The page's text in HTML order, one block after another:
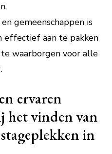
gemeenschappen is
effectief aan te pakken
waarborgen voor alle
ervaren
het vinden van
in